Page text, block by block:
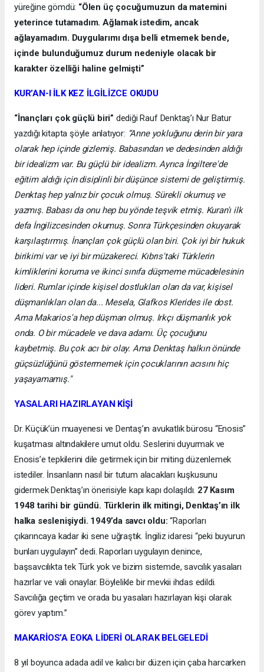
yüreğine gömdü: “Ölen üç çocuğumuzun da matemini
yeterince tutamadım. Ağlamak istedim, ancak
ağlayamadım. Duygularımı dışa belli etmemek bende,
içinde bulunduğumuz durum nedeniyle olacak bir
karakter özelliği haline gelmişti”
KUR’AN-I İLK KEZ İLGİLİZCE OKUDU
“İnançları çok güçlü biri” dediği Rauf Denktaş’ı Nur Batur
yazdığı kitapta şöyle anlatıyor: “Anne yokluğunu derin bir yara
olarak hep içinde gizlemiş. Babasından ve dedesinden aldığı
bir idealizm var. Bu güçlü bir idealizm. Ayrıca İngiltere'de
eğitim aldığı için disiplinli bir düşünce sistemi de geliştirmiş.
Denktaş hep yalnız bir çocuk olmuş. Sürekli okumuş ve
yazmış. Babası da onu hep bu yönde teşvik etmiş. Kuran'ı ilk
defa İngilizcesinden okumuş. Sonra Türkçesinden okuyarak
karşılaştırmış. İnançları çok güçlü olan biri. Çok iyi bir hukuk
birikimi var ve iyi bir müzakereci. Kıbrıs'taki Türklerin
kimliklerini koruma ve ikinci sınıfa düşmeme mücadelesinin
lideri. Rumlar içinde kişisel dostlukları olan da var, kişisel
düşmanlıkları olan da... Mesela, Glafkos Klerides ile dost.
Ama Makarios'a hep düşman olmuş. Irkçı düşmanlık yok
onda. O bir mücadele ve dava adamı. Üç çocuğunu
kaybetmiş. Bu çok acı bir olay. Ama Denktaş halkın önünde
güçsüzlüğünü göstermemek için çocuklarının acısını hiç
yaşayamamış."
YASALARI HAZIRLAYAN KİŞİ
Dr. Küçük’ün muayenesi ve Dentaş’ın avukatlık bürosu “Enosis”
kuşatması altındakilere umut oldu. Seslerini duyurmak ve
Enosis’e tepkilerini dile getirmek için bir miting düzenlemek
istediler. İnsanların nasıl bir tutum alacakları kuşkusunu
gidermek Denktaş’ın önerisiyle kapı kapı dolaşıldı. 27 Kasım
1948 tarihi bir gündü. Türklerin ilk mitingi, Denktaş’ın ilk
halka seslenişiydi. 1949’da savcı oldu:“Raporları
çıkarıncaya kadar iki sene uğraştık. İngiliz idaresi “peki buyurun
bunları uygulayın” dedi. Raporları uygulayın denince,
başsavcılıkta tek Türk yok ve bizim sistemde, savcılık yasaları
hazırlar ve vali onaylar. Böylelikle bir mevkii ihdas edildi.
Savcılığa geçtim ve orada bu yasaları hazırlayan kişi olarak
görev yaptım.”
MAKARİOS’A EOKA LİDERİ OLARAK BELGELEDİ
8 yıl boyunca adada adil ve kalıcı bir düzen için çaba harcarken